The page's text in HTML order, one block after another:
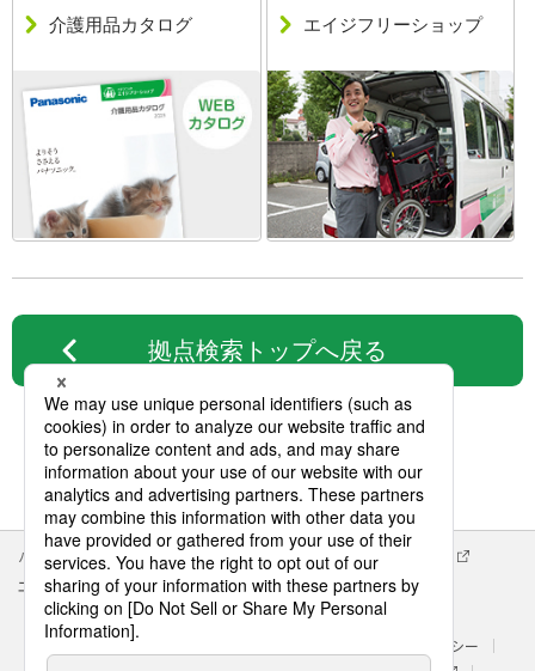
介護用品カタログ エイジフリーショップ
拠点検索トップへ戻る
パナソニック企業情報 エイジフリー企業情報
エイジフリーの拠点検索
クッキーポリシー